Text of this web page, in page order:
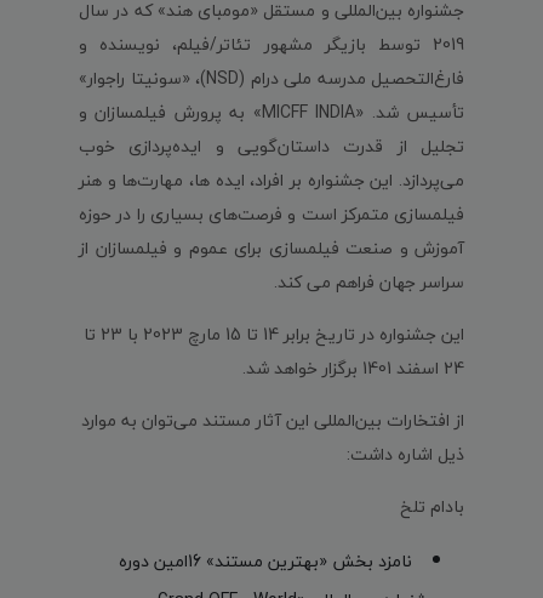
جشنواره بین‌المللی و مستقل «مومبای هند» که در سال
2019 توسط بازیگر مشهور تئاتر/فیلم، نویسنده و
فارغ‌التحصیل مدرسه ملی درام (NSD)، «سونیتا راجوار»
تأسیس شد. «MICFF INDIA» به پرورش فیلمسازان و
تجلیل از قدرت داستان‌گویی و ایده‌پردازی خوب
می‌پردازد. این جشنواره بر افراد، ایده ها، مهارت‌ها و هنر
فیلمسازی متمرکز است و فرصت‌های بسیاری را در حوزه
آموزش و صنعت فیلمسازی برای عموم و فیلمسازان از
سراسر جهان فراهم می کند.
این جشنواره در تاریخ برابر 14 تا 15 مارچ 2023 با 23 تا
24 اسفند 1401 برگزار خواهد شد.
از افتخارات بین‌المللی این آثار مستند می‌توان به موارد
ذیل اشاره داشت:
بادام تلخ
نامزد بخش «بهترین مستند» 16امین دوره